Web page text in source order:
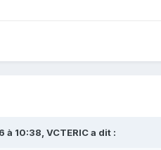
à 10:38, VCTERICa dit :